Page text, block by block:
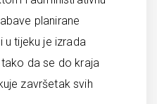
planirane
u tijeku je izrada
da se do kraja
završetak svih